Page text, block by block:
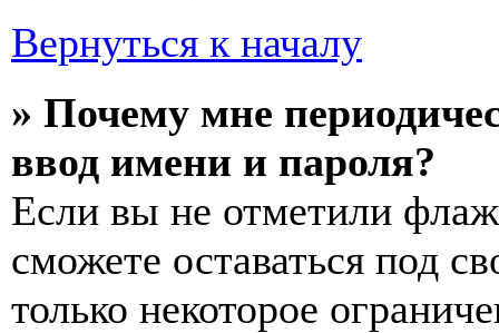
Вернуться к началу
» Почему мне
ввод имени и пароля?
Если вы не отметили
сможете оставаться под
только некоторое